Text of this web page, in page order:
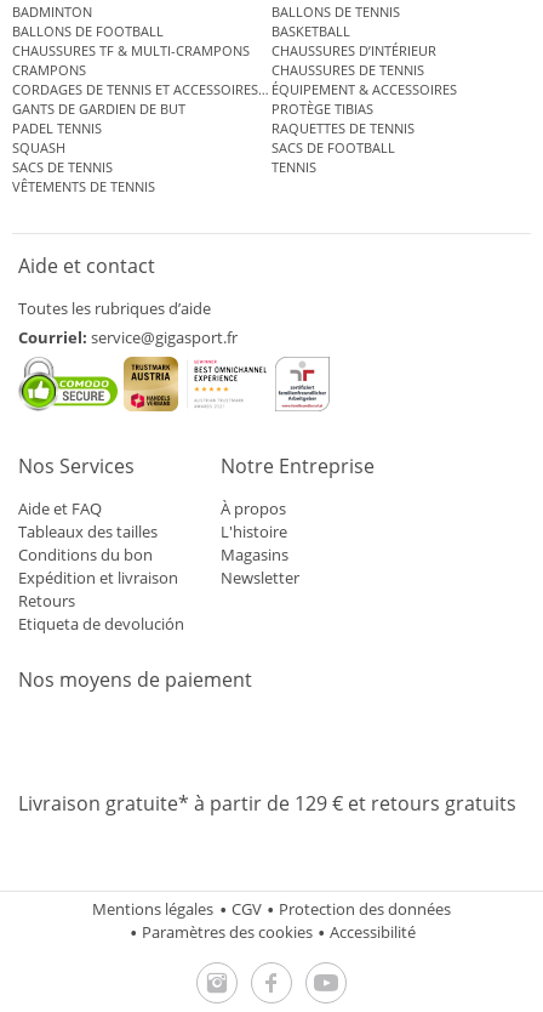
BADMINTON
BALLONS DE TENNIS
BALLONS DE FOOTBALL
BASKETBALL
CHAUSSURES TF & MULTI-CRAMPONS
CHAUSSURES D’INTÉRIEUR
CRAMPONS
CHAUSSURES DE TENNIS
CORDAGES DE TENNIS ET ACCESSOIRES DE TENNISÉQUIPEMENT & ACCESSOIRES
GANTS DE GARDIEN DE BUT
PROTÈGE TIBIAS
PADEL TENNIS
RAQUETTES DE TENNIS
SQUASH
SACS DE FOOTBALL
SACS DE TENNIS
TENNIS
VÊTEMENTS DE TENNIS
Aide et contact
Toutes les rubriques d’aide
Courriel: service@gigasport.fr
Nos Services
Aide et FAQ
Tableaux des tailles
Conditions du bon
Expédition et livraison
Retours
Etiqueta de devolución
Notre Entreprise
À propos
L'histoire
Magasins
Newsletter
Nos moyens de paiement
Livraison gratuite* à partir de 129 € et retours gratuits
Mentions légales CGV
Protection des données
Paramètres des cookies
Accessibilité